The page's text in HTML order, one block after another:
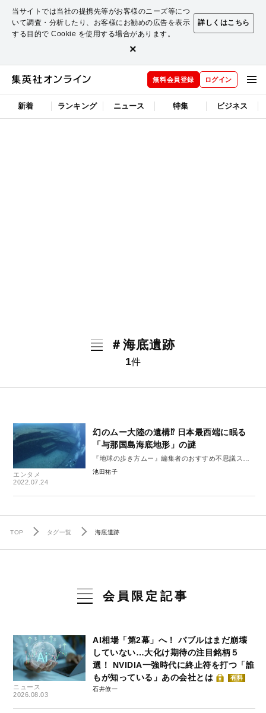
当サイトでは当社の提携先等がお客様のニーズ等につ
いて調査・分析したり、お客様にお勧めの広告を表示
する目的で Cookie を使用する場合があります。
詳しくはこちら
×
無料会員登録 ログイン
新着 ランキング ニュース 特集 ビジネス
＃海底遺跡
1件
エンタメ
2022.07.24
幻のムー大陸の遺構⁉ 日本最西端に眠る
「与那国島海底地形」の謎
『地球の歩き方ムー』編集者のおすすめ不思議スポ
ット
池田祐子
TOP タグ一覧 海底遺跡
会員限定記事
ニュース
2026.08.03
AI相場「第2幕」へ！ バブルはまだ崩壊
していない…大化け期待の注目銘柄５
選！ NVIDIA一強時代に終止符を打つ「誰
もが知っている」あの会社とは
有料
石井僚一